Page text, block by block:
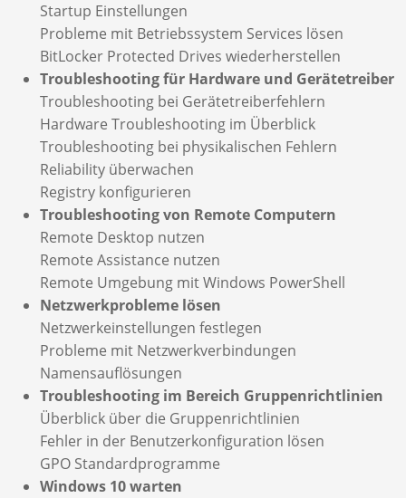
Startup Einstellungen
Probleme mit Betriebssystem Services lösen
BitLocker Protected Drives wiederherstellen
Troubleshooting für Hardware und Gerätetreiber
Troubleshooting bei Gerätetreiberfehlern
Hardware Troubleshooting im Überblick
Troubleshooting bei physikalischen Fehlern
Reliability überwachen
Registry konfigurieren
Troubleshooting von Remote Computern
Remote Desktop nutzen
Remote Assistance nutzen
Remote Umgebung mit Windows PowerShell
Netzwerkprobleme lösen
Netzwerkeinstellungen festlegen
Probleme mit Netzwerkverbindungen
Namensauflösungen
Troubleshooting im Bereich Gruppenrichtlinien
Überblick über die Gruppenrichtlinien
Fehler in der Benutzerkonfiguration lösen
GPO Standardprogramme
Windows 10 warten